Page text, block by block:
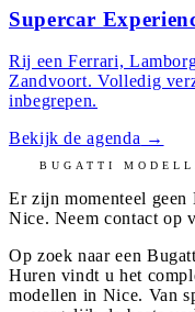
Supercar
Rij een Ferrari,
Zandvoort. Volledig
inbegrepen.
Bekijk de agenda →
BUGATTI
Er zijn momenteel geen
Nice. Neem contact op
Op zoek naar een
Huren vindt u het
modellen in Nice. Van